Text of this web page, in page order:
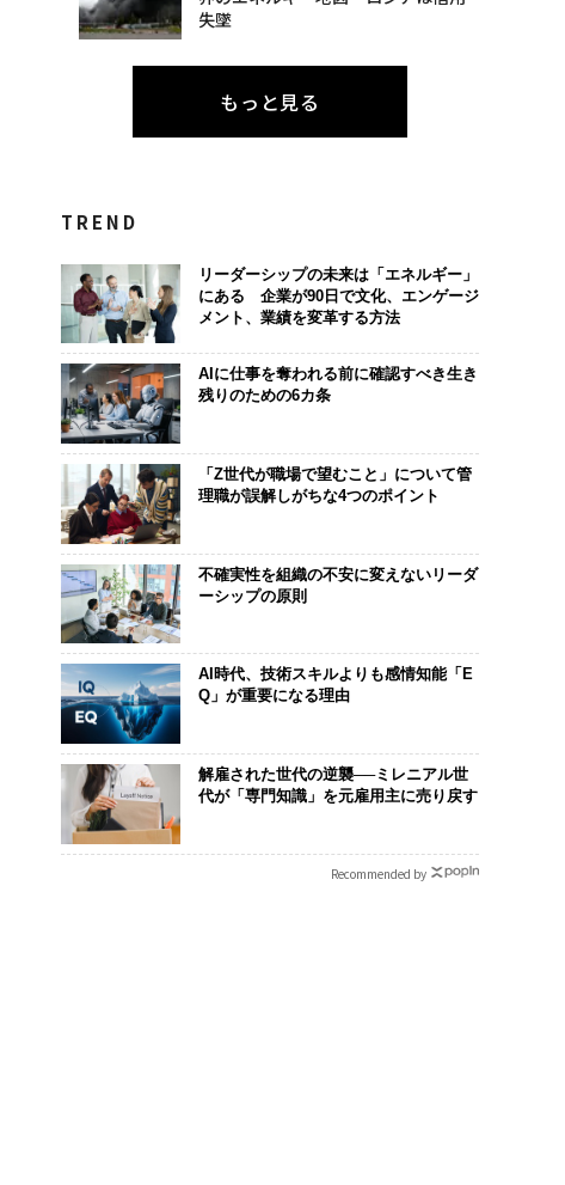
失墜
もっと見る
TREND
リーダーシップの未来は「エネルギー」
にある 企業が90日で文化、エンゲージ
メント、業績を変革する方法
AIに仕事を奪われる前に確認すべき生き
残りのための6カ条
「Z世代が職場で望むこと」について管
理職が誤解しがちな4つのポイント
不確実性を組織の不安に変えないリーダ
ーシップの原則
AI時代、技術スキルよりも感情知能「E
Q」が重要になる理由
解雇された世代の逆襲──ミレニアル世
代が「専門知識」を元雇用主に売り戻す
Recommended by